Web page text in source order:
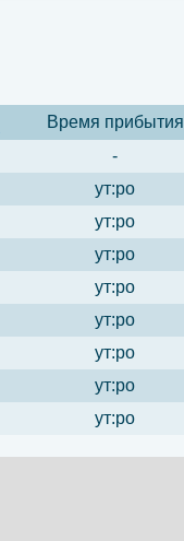
Время прибытия
-
ут:ро
ут:ро
ут:ро
ут:ро
ут:ро
ут:ро
ут:ро
ут:ро